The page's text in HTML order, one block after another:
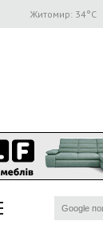
Житомир: 34°C